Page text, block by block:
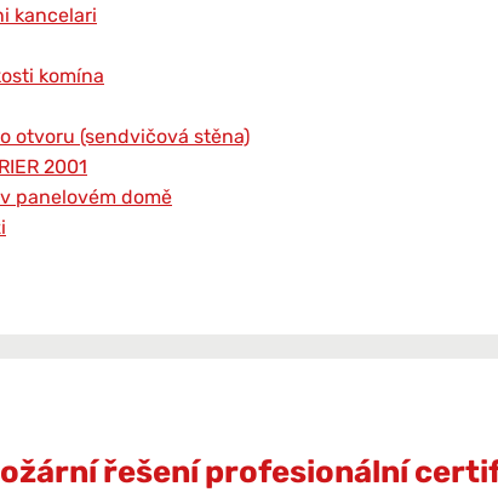
kancelari
komína
otvoru (sendvičová stěna)
2001
panelovém domě
řešení profesionální